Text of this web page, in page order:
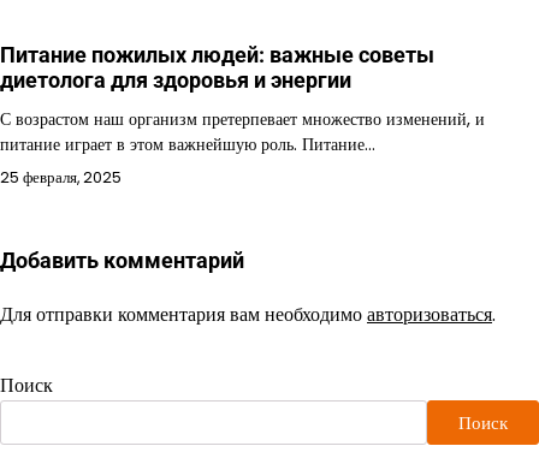
Питание пожилых людей: важные советы
диетолога для здоровья и энергии
С возрастом наш организм претерпевает множество изменений, и
питание играет в этом важнейшую роль. Питание…
25 февраля, 2025
Добавить комментарий
Для отправки комментария вам необходимоавторизоваться.
Поиск
Поиск